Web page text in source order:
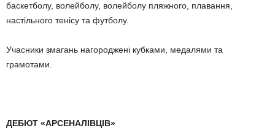
баскетболу, волейболу, волейболу пляжного, плавання,
настільного тенісу та футболу.
Учасники змагань нагороджені кубками, медалями та
грамотами.
ДЕБЮТ «АРСЕНАЛІВЦІВ»